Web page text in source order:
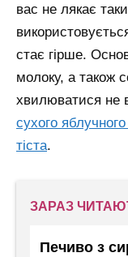
вас не лякає
стає гірше.
молоку, а також
хвилюватися не
сухого
тіста.
ЗАРАЗ
Печиво з